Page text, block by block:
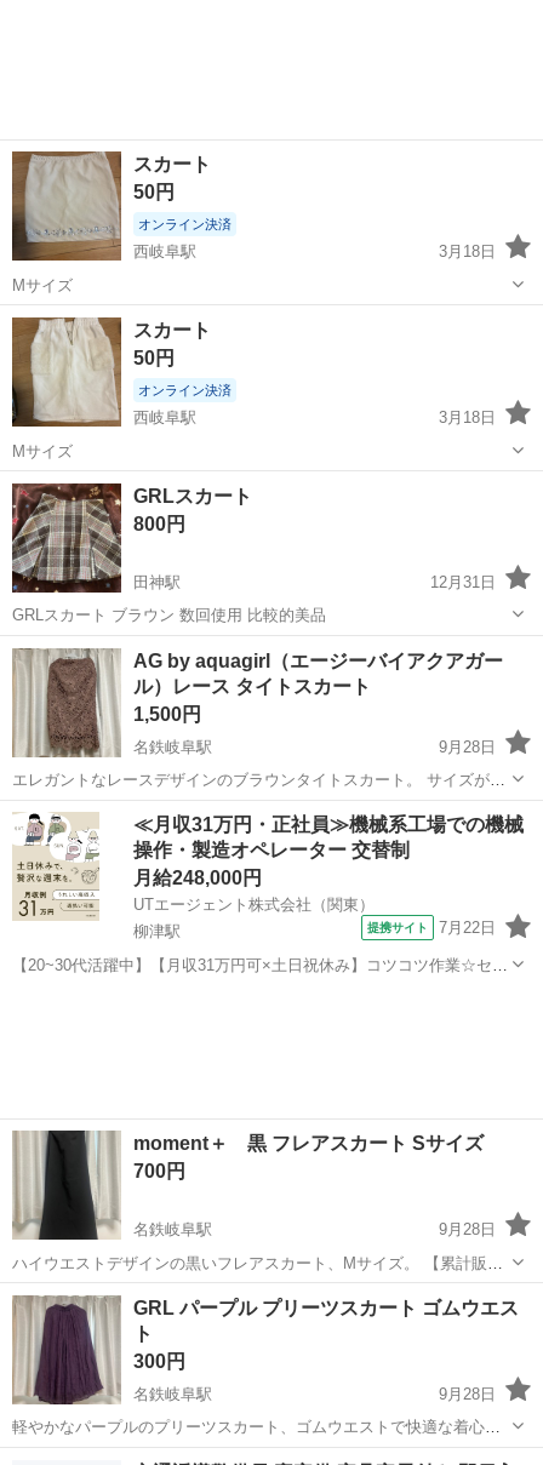
スカート
50円
オンライン決済
西岐阜駅
3月18日
Mサイズ
岐阜 岐阜市 西岐阜駅
スカート
50円
オンライン決済
西岐阜駅
3月18日
Mサイズ
岐阜 岐阜市
GRLスカート
800円
田神駅
12月31日
GRLスカート ブラウン 数回使用 比較的美品
岐阜 岐阜市
AG by aquagirl（エージーバイアクアガー
ル）レース タイトスカート
1,500円
名鉄岐阜駅
9月28日
エレガントなレースデザインのブラウンタイトスカート。 サイズが合
わなくなり出品。 - 色: ブラウン - デザイン: レース - スタイル: タイト
スカート - 長さ: ロングスカート -サイズ : S ご覧いただきあり...
岐阜 岐阜市 名鉄岐阜駅 スカート タイトスカート
≪月収31万円・正社員≫機械系工場での機械
操作・製造オペレーター 交替制
月給248,000円
UTエージェント株式会社（関東）
柳津駅
提携サイト 7月22日
【20~30代活躍中】【月収31万円可×土日祝休み】コツコツ作業☆セラ
moment＋ 黒 フレアスカート Sサイズ
700円
名鉄岐阜駅
9月28日
ハイウエストデザインの黒いフレアスカート、Mサイズ。 【累計販売
枚数1万枚突破！】カットジョーゼットハイウエストボリュームフレア
スカート - 色: 黒 - サイズ: S - スタイル: フレアスカート - デザイン:
ハイ...
岐阜 岐阜市 名鉄岐阜駅 スカート moment
GRL パープル プリーツスカート ゴムウエス
ト
300円
名鉄岐阜駅
9月28日
軽やかなパープルのプリーツスカート、ゴムウエストで快適な着心
地。 使用感があります。 - 色: パープル - スタイル: プリーツスカート
名鉄岐阜駅 スカート ゴム